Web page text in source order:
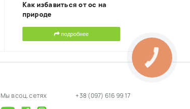
Как избавиться от ос на
природе
подробнее
Мы в соц. сетях +38 (097) 616 99 17